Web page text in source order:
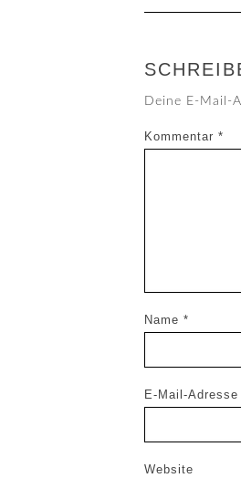
Deine E-Mail-
Kommentar *
Name *
E-Mail-Adresse
Website